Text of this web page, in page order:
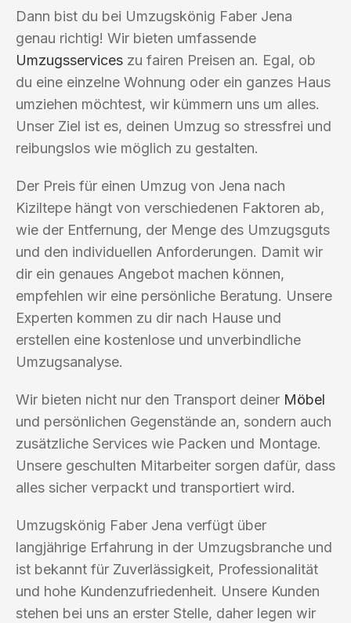
Dann bist du bei Umzugskönig Faber Jena
genau richtig! Wir bieten umfassende
Umzugsservices zu fairen Preisen an. Egal, ob
du eine einzelne Wohnung oder ein ganzes Haus
umziehen möchtest, wir kümmern uns um alles.
Unser Ziel ist es, deinen Umzug so stressfrei und
reibungslos wie möglich zu gestalten.
Der Preis für einen Umzug von Jena nach
Kiziltepe hängt von verschiedenen Faktoren ab,
wie der Entfernung, der Menge des Umzugsguts
und den individuellen Anforderungen. Damit wir
dir ein genaues Angebot machen können,
empfehlen wir eine persönliche Beratung. Unsere
Experten kommen zu dir nach Hause und
erstellen eine kostenlose und unverbindliche
Umzugsanalyse.
Wir bieten nicht nur den Transport deiner Möbel
und persönlichen Gegenstände an, sondern auch
zusätzliche Services wie Packen und Montage.
Unsere geschulten Mitarbeiter sorgen dafür, dass
alles sicher verpackt und transportiert wird.
Umzugskönig Faber Jena verfügt über
langjährige Erfahrung in der Umzugsbranche und
ist bekannt für Zuverlässigkeit, Professionalität
und hohe Kundenzufriedenheit. Unsere Kunden
stehen bei uns an erster Stelle, daher legen wir